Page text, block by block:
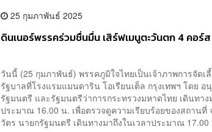
25 กุมภาพันธ์ 2025
ดินเนอร์พรรคร่วมชื่นมื่น เสิร์ฟเมนูตะวันตก 4 คอร์ส
วันนี้ (25 กุมภาพันธ์) พรรคภูมิใจไทยเป็นเจ้าภาพการจัดเ
รัฐบาลที่โรงแรมแมนดาริน โอเรียนเต็ล กรุงเทพฯ โดย
รัฐมนตรี และรัฐมนตรีว่าการกระทรวงมหาดไทย เดินทาง
ประมาณ 16.00 น. เพื่อตรวจดูความเรียบร้อยของสถาน
วัตร นายกรัฐมนตรี เดินทางมาถึงในเวลาประมาณ